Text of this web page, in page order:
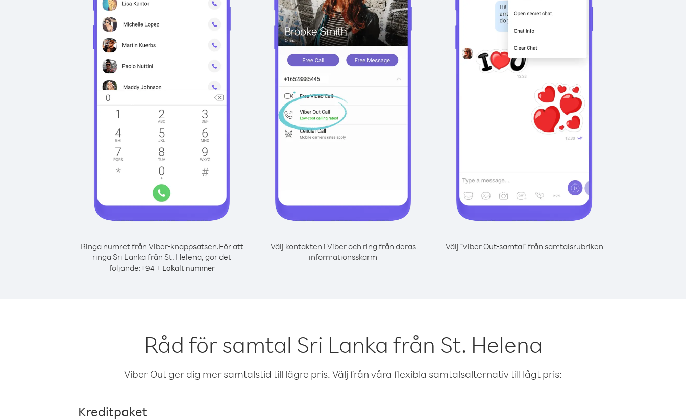
Ringa numret från Viber-knappsatsen.För att
ringa Sri Lanka från St. Helena, gör det
följande:+94+ Lokalt nummer
Välj kontakten i Viber och ring från deras
informationsskärm
Välj "Viber Out-samtal" från samtalsrubriken
Råd för samtal Sri Lanka från St. Helena
Viber Out ger dig mer samtalstid till lägre pris. Välj från våra flexibla samtalsalternativ till lågt pris:
Kreditpaket